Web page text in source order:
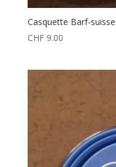
Casquette Barf-suisse
CHF9.00